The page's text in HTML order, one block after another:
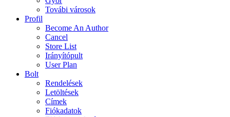
Továbi városok
Profil
Become An Author
Cancel
Store List
Irányítópult
User Plan
Bolt
Rendelések
Letöltések
Címek
Fiókadatok